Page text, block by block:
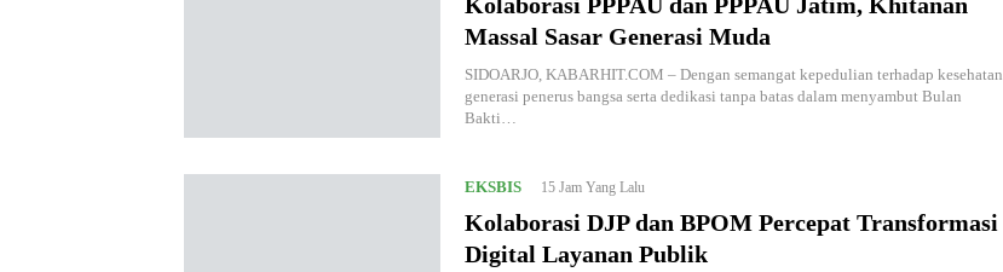
Massal Sasar Generasi Muda
SIDOARJO, KABARHIT.COM – Dengan semangat kepedulian terhadap kesehatan
generasi penerus bangsa serta dedikasi tanpa batas dalam menyambut Bulan
Bakti…
EKSBIS 15 Jam Yang Lalu
Kolaborasi DJP dan BPOM Percepat Transformasi
Digital Layanan Publik